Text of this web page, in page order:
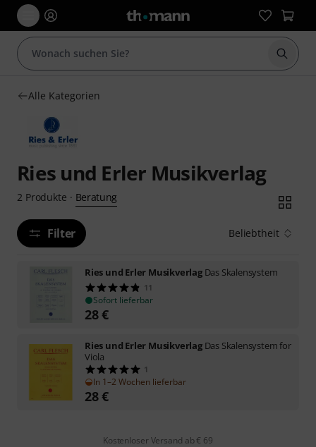
Suche
Alle Kategorien
Ries und Erler Musikverlag
2 Produkte · Beratung
Filter Beliebtheit
Ries und Erler Musikverlag Das Skalensystem
11
Sofort lieferbar
28€
Ries und Erler Musikverlag Das Skalensystem for
Viola
1
In 1–2 Wochen lieferbar
28€
Kostenloser Versand ab € 69